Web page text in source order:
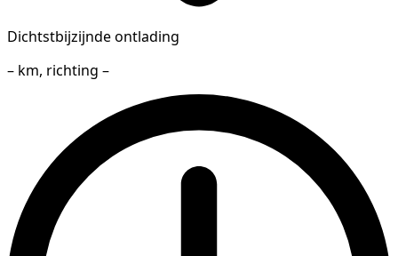
Dichtstbijzijnde ontlading
– km, richting –